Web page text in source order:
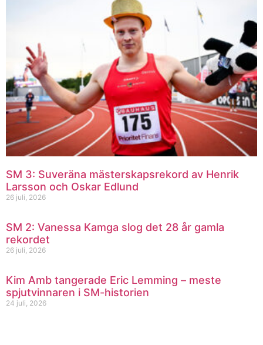
SM 3: Suveräna mästerskapsrekord av Henrik
Larsson och Oskar Edlund
26 juli, 2026
SM 2: Vanessa Kamga slog det 28 år gamla
rekordet
26 juli, 2026
Kim Amb tangerade Eric Lemming – meste
spjutvinnaren i SM-historien
24 juli, 2026